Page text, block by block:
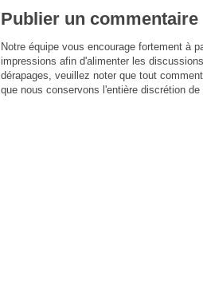
Publier un commentaire
Notre équipe vous encourage fortement à
impressions afin d'alimenter les
dérapages, veuillez noter que tout
que nous conservons l'entière discrétion